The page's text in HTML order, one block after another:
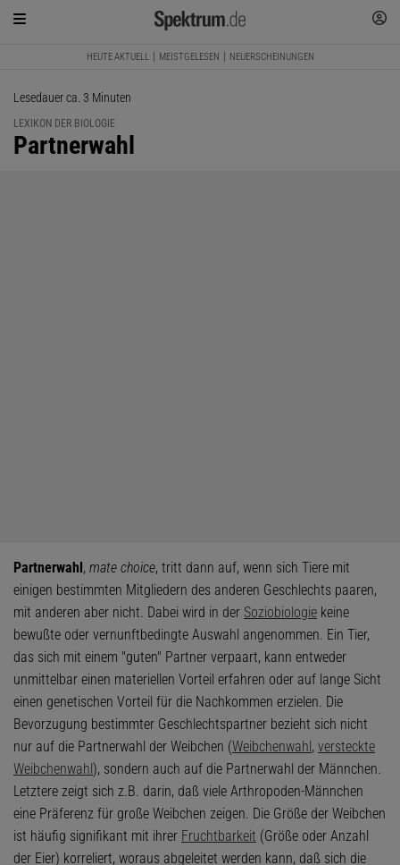
HEUTE AKTUELL MEISTGELESEN NEUERSCHEINUNGEN
Lesedauer ca. 3 Minuten
LEXIKON DER BIOLOGIE
:
Partnerwahl
Partnerwahl, mate choice, tritt dann auf, wenn sich Tiere mit
einigen bestimmten Mitgliedern des anderen Geschlechts paaren,
mit anderen aber nicht. Dabei wird in der Soziobiologie keine
bewußte oder vernunftbedingte Auswahl angenommen. Ein Tier,
das sich mit einem "guten" Partner verpaart, kann entweder
unmittelbar einen materiellen Vorteil erfahren oder auf lange Sicht
einen genetischen Vorteil für die Nachkommen erzielen. Die
Bevorzugung bestimmter Geschlechtspartner bezieht sich nicht
nur auf die Partnerwahl der Weibchen (Weibchenwahl, versteckte
Weibchenwahl), sondern auch auf die Partnerwahl der Männchen.
Letztere zeigt sich z.B. darin, daß viele Arthropoden-Männchen
eine Präferenz für große Weibchen zeigen. Die Größe der Weibchen
ist häufig signifikant mit ihrer Fruchtbarkeit (Größe oder Anzahl
der Eier) korreliert, woraus abgeleitet werden kann, daß sich die